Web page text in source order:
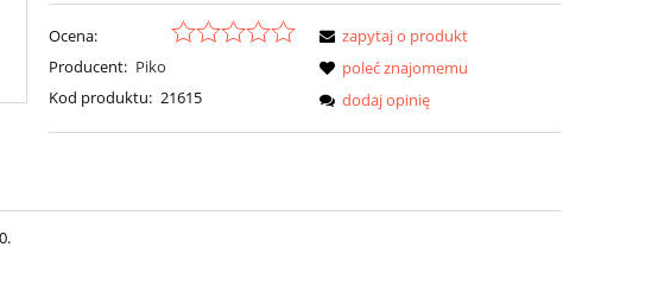
Ocena:
Producent: Piko
Kod produktu: 21615
zapytaj o produkt
poleć znajomemu
dodaj opinię